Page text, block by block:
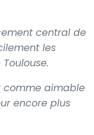
central de
les
comme aimable
encore plus